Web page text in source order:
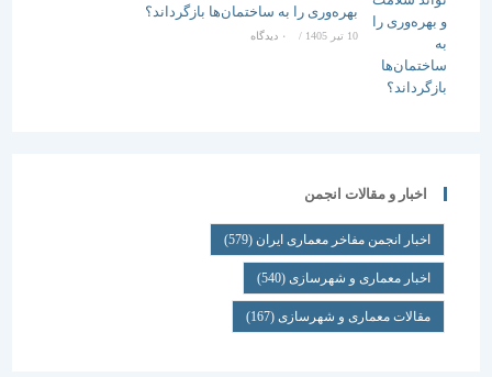
بهره‌وری را به ساختمان‌ها بازگرداند؟
/ ۰ دیدگاه
اخبار و مقالات انجمن
اخبار انجمن مفاخر معماری ایران (579)
اخبار معماری و شهرسازی(540)
مقالات معماری و شهرسازی(167)